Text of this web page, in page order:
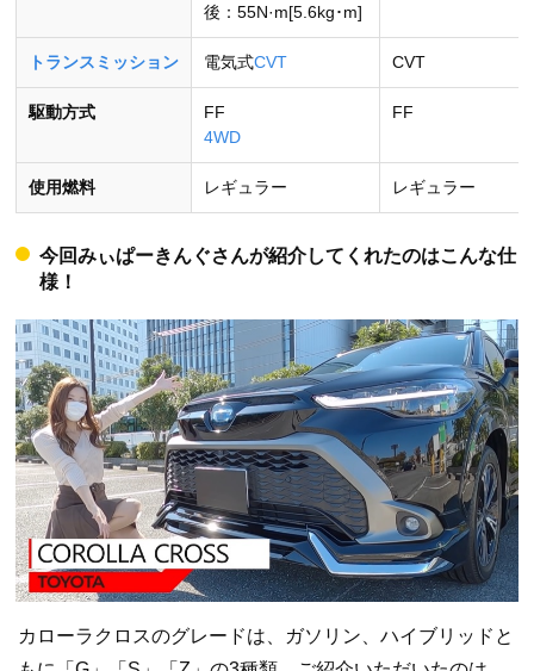
後：55N·m[5.6kg･m]
トランスミッション 電気式CVT CVT
駆動方式
FF
4WD
FF
使用燃料 レギュラー レギュラー
今回みぃぱーきんぐさんが紹介してくれたのはこんな仕
様！
カローラクロスのグレードは、ガソリン、ハイブリッドと